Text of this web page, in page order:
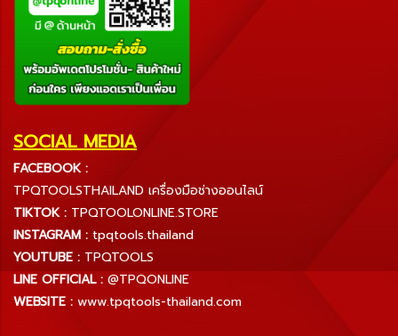
SOCIAL MEDIA
FACEBOOK :
TPQTOOLSTHAILAND เครื่องมือช่างออนไลน์
TIKTOK : TPQTOOLONLINE.STORE
INSTAGRAM : tpqtools.thailand
YOUTUBE : TPQTOOLS
LINE OFFICIAL : @TPQONLINE
WEBSITE : www.tpqtools-thailand.com